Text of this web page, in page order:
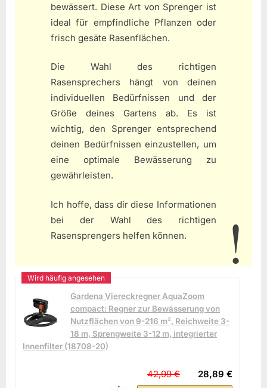
bewässert. Diese Art von Sprenger ist
ideal für empfindliche Pflanzen oder
frisch gesäte Rasenflächen.
Die Wahl des richtigen
Rasensprechers hängt von deinen
individuellen Bedürfnissen und der
Größe deines Gartens ab. Es ist
wichtig, den Sprenger entsprechend
deinen Bedürfnissen einzustellen, um
eine optimale Bewässerung zu
gewährleisten.
Ich hoffe, dass dir diese Informationen
bei der Wahl des richtigen
Rasensprengers helfen können.
Gardena Viereckregner AquaZoom
compact: Regner zur Bewässerung von
Nutzflächen von 9-216 m², Reichweite 3-
18 m, Sprengweite 3-12 m, integrierter
Innenfilter (18708-20)
28,89 €
42,99 €